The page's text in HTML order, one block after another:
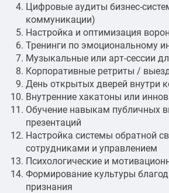
Цифровые аудиты бизнес-
коммуникации)
Настройка и оптимизация
Тренинги по эмоциональному
Музыкальные или арт-сессии
Корпоративные ретриты /
День открытых дверей внутри
Внутренние хакатоны или
Обучение навыкам публичных
презентаций
Настройка системы обратной
сотрудниками и управлением
Психологические и
Формирование культуры
признания